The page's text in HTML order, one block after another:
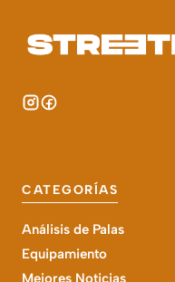
CATEGORÍAS
Análisis de Palas
Equipamiento
Mejores Noticias